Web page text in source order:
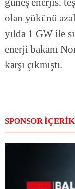
güneş enerjisi
olan yükünü
yılda 1 GW ile
enerji bakanı
karşı çıkmıştı.
SPONSOR